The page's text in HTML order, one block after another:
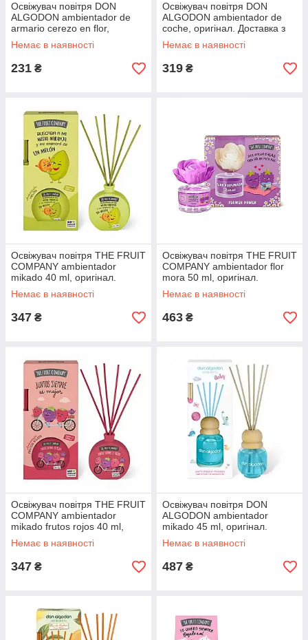
Освіжувач повітря DON
ALGODON ambientador de
armario cerezo en flor,
оригінал. Доставка з США/ЄС
протягом 14 днів
Немає в наявності
231 ₴
Освіжувач повітря DON
ALGODON ambientador de
coche, оригінал. Доставка з
США/ЄС протягом 14 днів
Немає в наявності
319 ₴
Освіжувач повітря THE FRUIT
COMPANY ambientador
mikado 40 ml, оригінал.
Доставка з США/ЄС протягом
14 днів
Немає в наявності
347 ₴
Освіжувач повітря THE FRUIT
COMPANY ambientador flor
mora 50 ml, оригінал.
Доставка з США/ЄС протягом
14 днів
Немає в наявності
463 ₴
Освіжувач повітря THE FRUIT
COMPANY ambientador
mikado frutos rojos 40 ml,
оригінал. Доставка з США/ЄС
протягом 14 днів
Немає в наявності
347 ₴
Освіжувач повітря DON
ALGODON ambientador
mikado 45 ml, оригінал.
Доставка з США/ЄС протягом
14 днів
Немає в наявності
487 ₴